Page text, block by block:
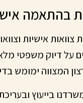
צוואות אישיות
על דיוק משפטי
המצווה ימומש
בייעוץ